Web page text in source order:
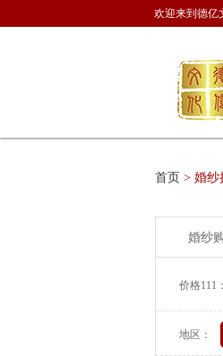
欢迎来到德
首页 > 婚纱
婚纱
价格111：
地区：